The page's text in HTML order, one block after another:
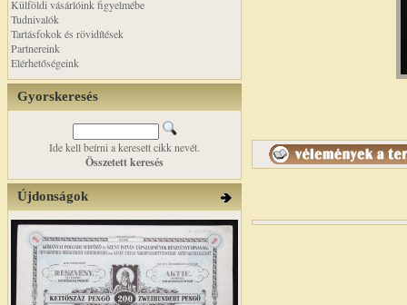
Külföldi vásárlóink figyelmébe
Tudnivalók
Tartásfokok és rövidítések
Partnereink
Elérhetőségeink
Gyorskeresés
Ide kell beírni a keresett cikk nevét.
Összetett keresés
Újdonságok